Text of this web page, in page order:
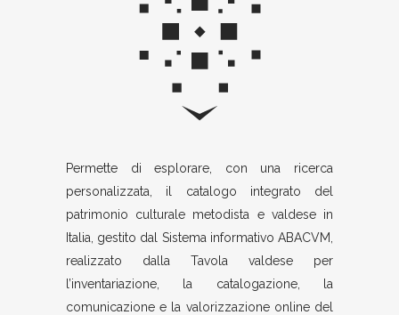
Permette di esplorare, con una ricerca
personalizzata, il catalogo integrato del
patrimonio culturale metodista e valdese in
Italia, gestito dal Sistema informativo ABACVM,
realizzato dalla Tavola valdese per
l’inventariazione, la catalogazione, la
comunicazione e la valorizzazione online del